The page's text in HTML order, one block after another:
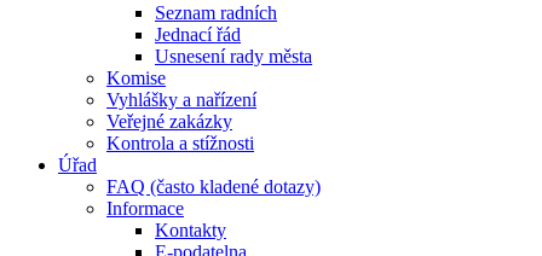
Seznam radních
Jednací řád
Usnesení rady města
Komise
Vyhlášky a nařízení
Veřejné zakázky
Kontrola a stížnosti
Úřad
FAQ (často kladené dotazy)
Informace
Kontakty
E-podatelna